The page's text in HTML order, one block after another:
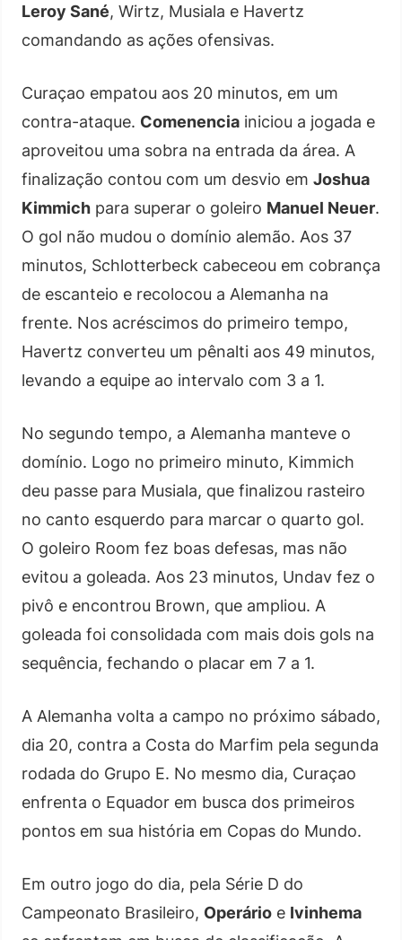
Leroy Sané, Wirtz, Musiala e Havertz
comandando as ações ofensivas.
Curaçao empatou aos 20 minutos, em um
contra-ataque. Comenencia iniciou a jogada e
aproveitou uma sobra na entrada da área. A
finalização contou com um desvio em Joshua
Kimmich para superar o goleiro Manuel Neuer.
O gol não mudou o domínio alemão. Aos 37
minutos, Schlotterbeck cabeceou em cobrança
de escanteio e recolocou a Alemanha na
frente. Nos acréscimos do primeiro tempo,
Havertz converteu um pênalti aos 49 minutos,
levando a equipe ao intervalo com 3 a 1.
No segundo tempo, a Alemanha manteve o
domínio. Logo no primeiro minuto, Kimmich
deu passe para Musiala, que finalizou rasteiro
no canto esquerdo para marcar o quarto gol.
O goleiro Room fez boas defesas, mas não
evitou a goleada. Aos 23 minutos, Undav fez o
pivô e encontrou Brown, que ampliou. A
goleada foi consolidada com mais dois gols na
sequência, fechando o placar em 7 a 1.
A Alemanha volta a campo no próximo sábado,
dia 20, contra a Costa do Marfim pela segunda
rodada do Grupo E. No mesmo dia, Curaçao
enfrenta o Equador em busca dos primeiros
pontos em sua história em Copas do Mundo.
Em outro jogo do dia, pela Série D do
Campeonato Brasileiro, Operário e Ivinhema